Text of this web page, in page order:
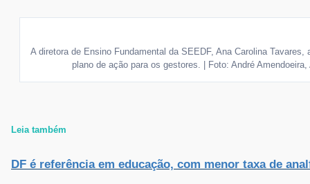
A diretora de Ensino Fundamental da SEEDF, Ana Carolina Tavares,
plano de ação para os gestores. | Foto: André
Leia também
DF é referência em educação, com menor taxa de